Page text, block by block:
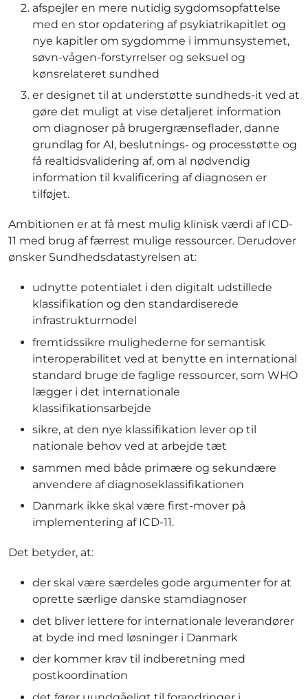
afspejler en mere nutidig sygdomsopfattelse
med en stor opdatering af psykiatrikapitlet og
nye kapitler om sygdomme i immunsystemet,
søvn-vågen-forstyrrelser og seksuel og
kønsrelateret sundhed
er designet til at understøtte sundheds-it ved at
gøre det muligt at vise detaljeret information
om diagnoser på brugergrænseflader, danne
grundlag for AI, beslutnings- og processtøtte og
få realtidsvalidering af, om al nødvendig
information til kvalificering af diagnosen er
tilføjet.
Ambitionen er at få mest mulig klinisk værdi af ICD-
11 med brug af færrest mulige ressourcer. Derudover
ønsker Sundhedsdatastyrelsen at:
udnytte potentialet i den digitalt udstillede
klassifikation og den standardiserede
infrastrukturmodel
fremtidssikre mulighederne for semantisk
interoperabilitet ved at benytte en international
standard bruge de faglige ressourcer, som WHO
lægger i det internationale
klassifikationsarbejde
sikre, at den nye klassifikation lever op til
nationale behov ved at arbejde tæt
sammen med både primære og sekundære
anvendere af diagnoseklassifikationen
Danmark ikke skal være first-mover på
implementering af ICD-11.
Det betyder, at:
der skal være særdeles gode argumenter for at
oprette særlige danske stamdiagnoser
det bliver lettere for internationale leverandører
at byde ind med løsninger i Danmark
der kommer krav til indberetning med
postkoordination